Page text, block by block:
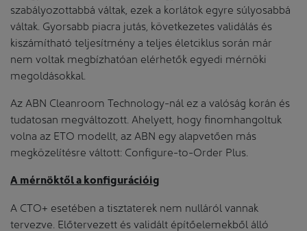
szabályozottabbá váltak, ezek a korlátok egyre súlyosabbá
váltak. Gyorsabb piacra jutás, következetes validálás és
kiszámítható teljesítmény a teljes életciklus során már
nem voltak megbízhatóan elérhetők egyedi mérnöki
megoldásokkal.
Az ABN Cleanroom Technology-nál ez a valóság korán és
tudatosan megváltozott. Ahelyett, hogy finomhangoltuk
volna az ETO modellt, az ABN egy alapvetően más
megközelítésre váltott: Configure-to-Order Plus.
A mérnöktől a konfigurációig
A CTO+ esetében a tisztaterek nem nulláról vannak
tervezve. Előtervezett és validált építőelemekből álló